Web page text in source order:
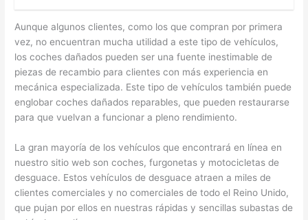
Aunque algunos clientes, como los que compran por primera
vez, no encuentran mucha utilidad a este tipo de vehículos,
los coches dañados pueden ser una fuente inestimable de
piezas de recambio para clientes con más experiencia en
mecánica especializada. Este tipo de vehículos también puede
englobar coches dañados reparables, que pueden restaurarse
para que vuelvan a funcionar a pleno rendimiento.
La gran mayoría de los vehículos que encontrará en línea en
nuestro sitio web son coches, furgonetas y motocicletas de
desguace. Estos vehículos de desguace atraen a miles de
clientes comerciales y no comerciales de todo el Reino Unido,
que pujan por ellos en nuestras rápidas y sencillas subastas de